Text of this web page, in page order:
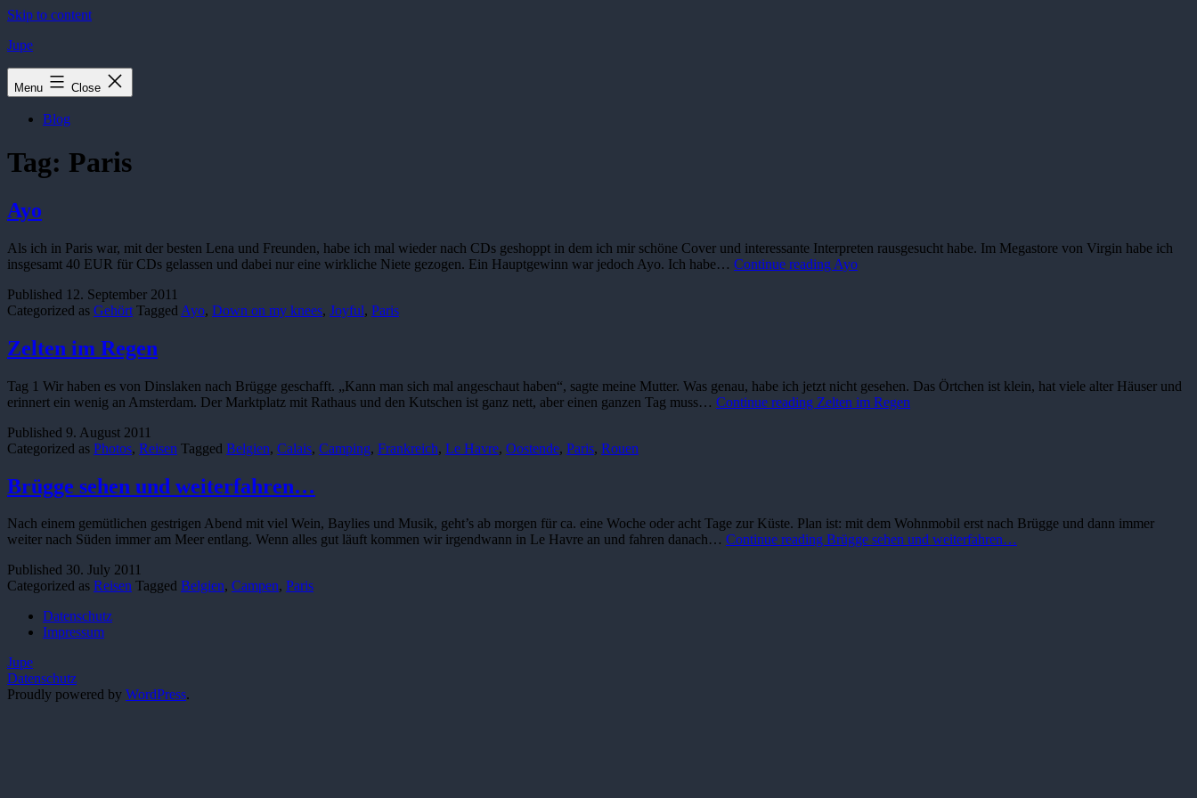
Skip to content
Jupe
Menu Close
Blog
Tag: Paris
Ayo
Als ich in Paris war, mit der besten Lena und Freunden, habe ich mal wieder nach CDs geshoppt in dem ich mir schöne Cover und interessante Interpreten rausgesucht habe. Im Megastore von Virgin habe ich
insgesamt 40 EUR für CDs gelassen und dabei nur eine wirkliche Niete gezogen. Ein Hauptgewinn war jedoch Ayo. Ich habe… Continue reading Ayo
Published 12. September 2011
Categorized as Gehört Tagged Ayo, Down on my knees, Joyful, Paris
Zelten im Regen
Tag 1 Wir haben es von Dinslaken nach Brügge geschafft. „Kann man sich mal angeschaut haben“, sagte meine Mutter. Was genau, habe ich jetzt nicht gesehen. Das Örtchen ist klein, hat viele alter Häuser und
erinnert ein wenig an Amsterdam. Der Marktplatz mit Rathaus und den Kutschen ist ganz nett, aber einen ganzen Tag muss… Continue reading Zelten im Regen
Published 9. August 2011
Categorized as Photos, Reisen Tagged Belgien, Calais, Camping, Frankreich, Le Havre, Oostende, Paris, Rouen
Brügge sehen und weiterfahren…
Nach einem gemütlichen gestrigen Abend mit viel Wein, Baylies und Musik, geht’s ab morgen für ca. eine Woche oder acht Tage zur Küste. Plan ist: mit dem Wohnmobil erst nach Brügge und dann immer
weiter nach Süden immer am Meer entlang. Wenn alles gut läuft kommen wir irgendwann in Le Havre an und fahren danach… Continue reading Brügge sehen und weiterfahren…
Published 30. July 2011
Categorized as Reisen Tagged Belgien, Campen, Paris
Datenschutz
Impressum
Jupe
Datenschutz
Proudly powered by WordPress.